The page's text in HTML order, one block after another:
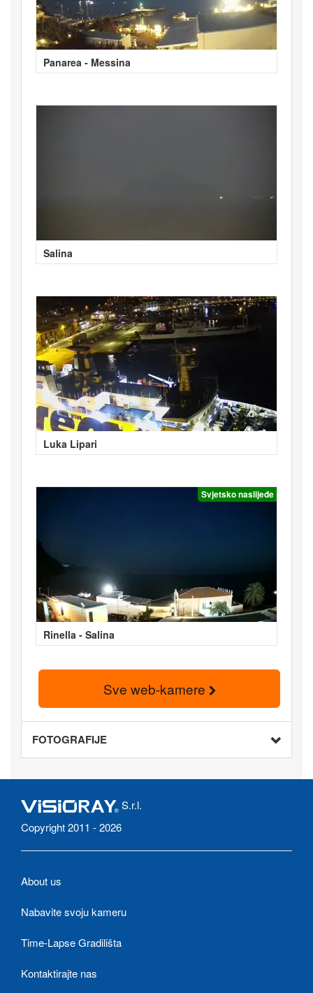
Panarea - Messina
Salina
Luka Lipari
Svjetsko naslijeđe
Rinella - Salina
Sve web-kamere
FOTOGRAFIJE
S.r.l.
Copyright 2011 - 2026
About us
Nabavite svoju kameru
Time-Lapse Gradilišta
Kontaktirajte nas